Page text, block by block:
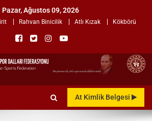
Pazar, Ağustos 09, 2026
Rahvan Binicilik Atlı Kızak Kökbörü
GELENEKSEL ATLI
DALLARIAt Kimlik Belgesi